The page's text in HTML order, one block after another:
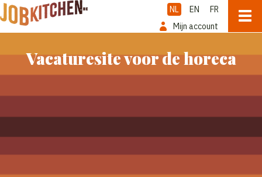
NL EN
FR
Mijn account
Vacaturesite voor de horeca